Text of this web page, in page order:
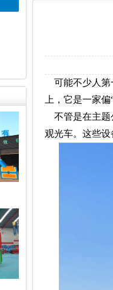
可能不少人第
上，它是一家
不管是在主
观光车。这些设